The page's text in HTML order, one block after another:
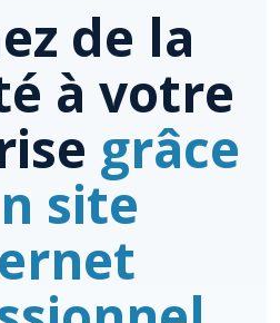
de la
à votre
grâce
site